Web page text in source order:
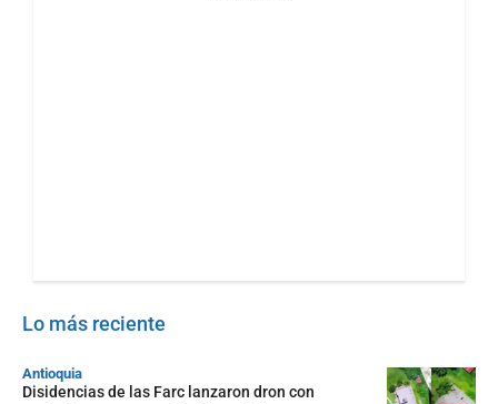
Lo más reciente
Antioquia
Disidencias de las Farc lanzaron dron con